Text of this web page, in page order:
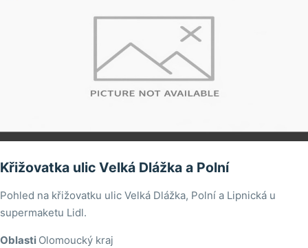
Křižovatka ulic Velká Dlážka a Polní
Pohled na křižovatku ulic Velká Dlážka, Polní a Lipnická u
supermaketu Lidl.
Oblasti Olomoucký kraj